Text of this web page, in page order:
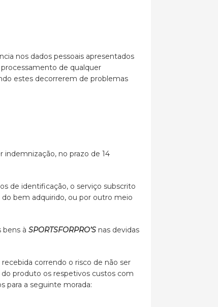
nos dados pessoais apresentados
de qualquer
estes decorrerem de problemas
indemnização, no prazo de 14
de identificação, o serviço subscrito
bem adquirido, ou por outro meio
bens à SPORTSFORPRO’S nas devidas
correndo o risco de não ser
produto os respetivos custos com
para a seguinte morada: